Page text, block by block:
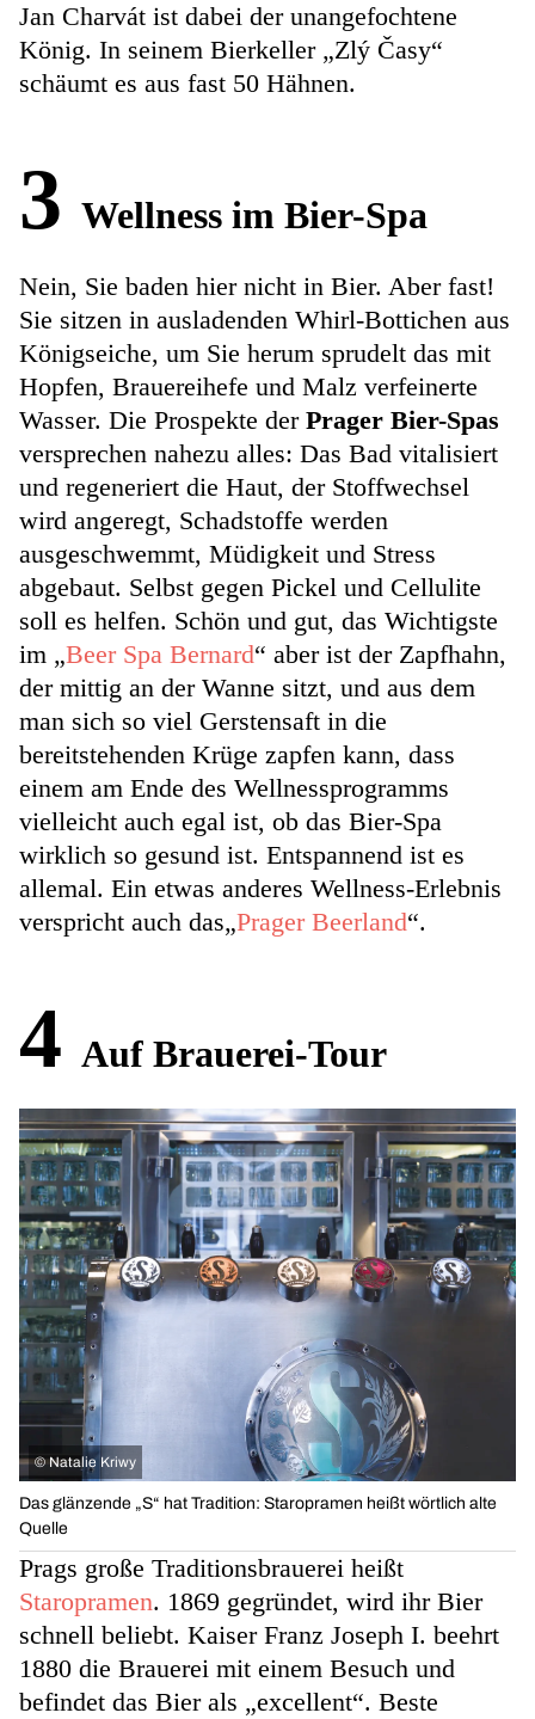
Jan Charvát ist dabei der unangefochtene
König. In seinem Bierkeller „Zlý Časy“
schäumt es aus fast 50 Hähnen.
3 Wellness im Bier-Spa
Nein, Sie baden hier nicht in Bier. Aber fast!
Sie sitzen in ausladenden Whirl-Bottichen aus
Königseiche, um Sie herum sprudelt das mit
Hopfen, Brauereihefe und Malz verfeinerte
Wasser. Die Prospekte der Prager Bier-Spas
versprechen nahezu alles: Das Bad vitalisiert
und regeneriert die Haut, der Stoffwechsel
wird angeregt, Schadstoffe werden
ausgeschwemmt, Müdigkeit und Stress
abgebaut. Selbst gegen Pickel und Cellulite
soll es helfen. Schön und gut, das Wichtigste
im „Beer Spa Bernard“ aber ist der Zapfhahn,
der mittig an der Wanne sitzt, und aus dem
man sich so viel Gerstensaft in die
bereitstehenden Krüge zapfen kann, dass
einem am Ende des Wellnessprogramms
vielleicht auch egal ist, ob das Bier-Spa
wirklich so gesund ist. Entspannend ist es
allemal. Ein etwas anderes Wellness-Erlebnis
verspricht auch das„Prager Beerland“.
4 Auf Brauerei-Tour
© Natalie Kriwy
Das glänzende „S“ hat Tradition: Staropramen heißt wörtlich alte
Quelle
Prags große Traditionsbrauerei heißt
Staropramen. 1869 gegründet, wird ihr Bier
schnell beliebt. Kaiser Franz Joseph I. beehrt
1880 die Brauerei mit einem Besuch und
befindet das Bier als „excellent“. Beste